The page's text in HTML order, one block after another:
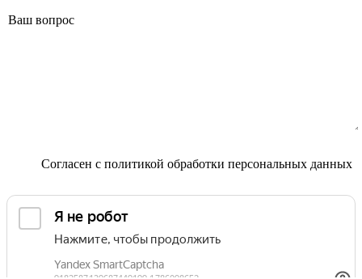
Согласен с политикой обработки персональных данных